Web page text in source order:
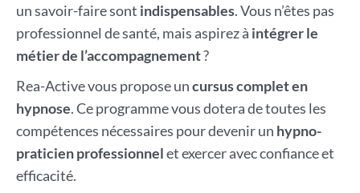
un savoir-faire sont indispensables. Vous n’êtes pas
professionnel de santé, mais aspirez à intégrer le
métier de l’accompagnement?
Rea-Active vous propose uncursus complet en
hypnose. Ce programme vous dotera de toutes les
compétences nécessaires pour devenir un hypno-
praticien professionnelet exercer avec confiance et
efficacité.